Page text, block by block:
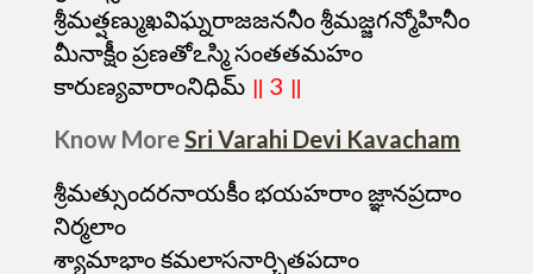
శ్రీమత్షణ్ముఖవిఘ్నరాజజననీం శ్రీమజ్జగన్మోహినీం
మీనాక్షీం ప్రణతోఽస్మి సంతతమహం
కారుణ్యవారాంనిధిమ్ ॥ 3 ॥
Know MoreSri Varahi Devi Kavacham
శ్రీమత్సుందరనాయకీం భయహరాం జ్ఞానప్రదాం
నిర్మలాం
శ్యామాభాం కమలాసనార్చితపదాం